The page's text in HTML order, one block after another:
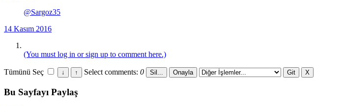
@Sargoz35
14 Kasım 2016
(You must log in or sign up to comment here.)
Tümünü Seç Select comments: 0
Bu Sayfayı Paylaş